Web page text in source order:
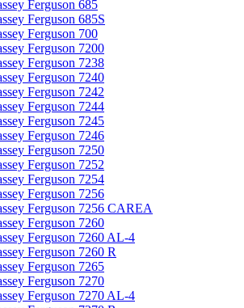
Ferguson 685
Ferguson 685S
Ferguson 700
Ferguson 7200
Ferguson 7238
Ferguson 7240
Ferguson 7242
Ferguson 7244
Ferguson 7245
Ferguson 7246
Ferguson 7250
Ferguson 7252
Ferguson 7254
Ferguson 7256
Ferguson 7256 CAREA
Ferguson 7260
Ferguson 7260 AL-4
Ferguson 7260 R
Ferguson 7265
Ferguson 7270
Ferguson 7270 AL-4